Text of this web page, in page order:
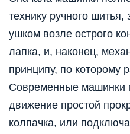
технику ручного
ушком возле острого
лапка, и, наконец,
принципу, по которому
Современные машинки
движение простой
колпачка, или